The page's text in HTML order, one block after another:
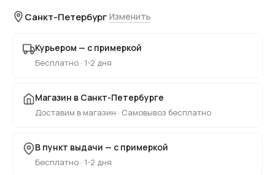
Санкт-Петербург Изменить
Курьером — с примеркой
Бесплатно · 1-2 дня
Магазин в Санкт-Петербурге
Доставим в магазин · Самовывоз бесплатно
В пункт выдачи — с примеркой
Бесплатно · 1-2 дня